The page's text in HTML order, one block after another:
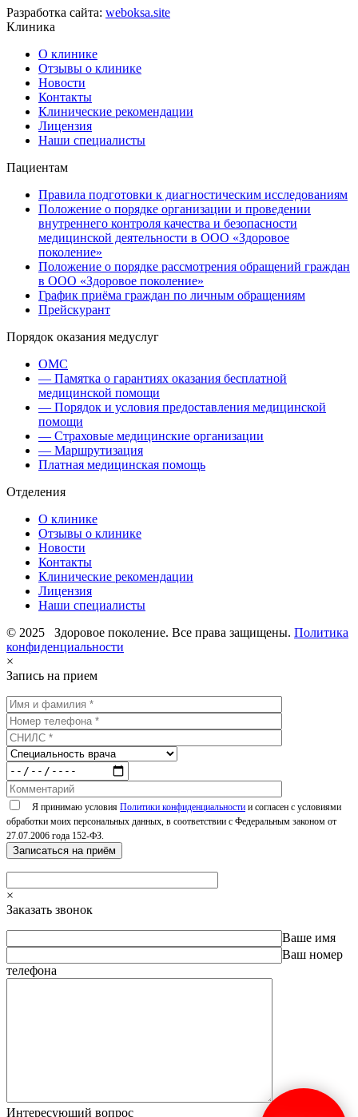
Разработка сайта: weboksa.site
Клиника
О клинике
Отзывы о клинике
Новости
Контакты
Клинические рекомендации
Лицензия
Наши специалисты
Пациентам
Правила подготовки к диагностическим исследованиям
Положение о порядке организации и проведении
внутреннего контроля качества и безопасности
медицинской деятельности в ООО «Здоровое
поколение»
Положение о порядке рассмотрения обращений граждан
в ООО «Здоровое поколение»
График приёма граждан по личным обращениям
Прейскурант
Порядок оказания медуслуг
ОМС
— Памятка о гарантиях оказания бесплатной
медицинской помощи
— Порядок и условия предоставления медицинской
помощи
— Страховые медицинские организации
— Маршрутизация
Платная медицинская помощь
Отделения
О клинике
Отзывы о клинике
Новости
Контакты
Клинические рекомендации
Лицензия
Наши специалисты
© 2025 Здоровое поколение. Все права защищены. Политика
конфиденциальности
×
Запись на прием
Я принимаю условия Политики конфиденциальности и согласен с условиями
обработки моих персональных данных, в соответствии с Федеральным законом от
27.07.2006 года 152-ФЗ.
×
Заказать звонок
Ваше имя
Ваш номер
телефона
Интересующий вопрос